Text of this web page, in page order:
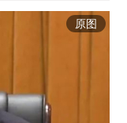
原图